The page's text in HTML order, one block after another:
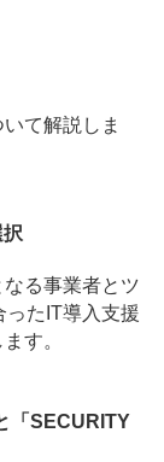
て解説しま
る事業者とツ
ったIT導入支援
す。
「SECURITY